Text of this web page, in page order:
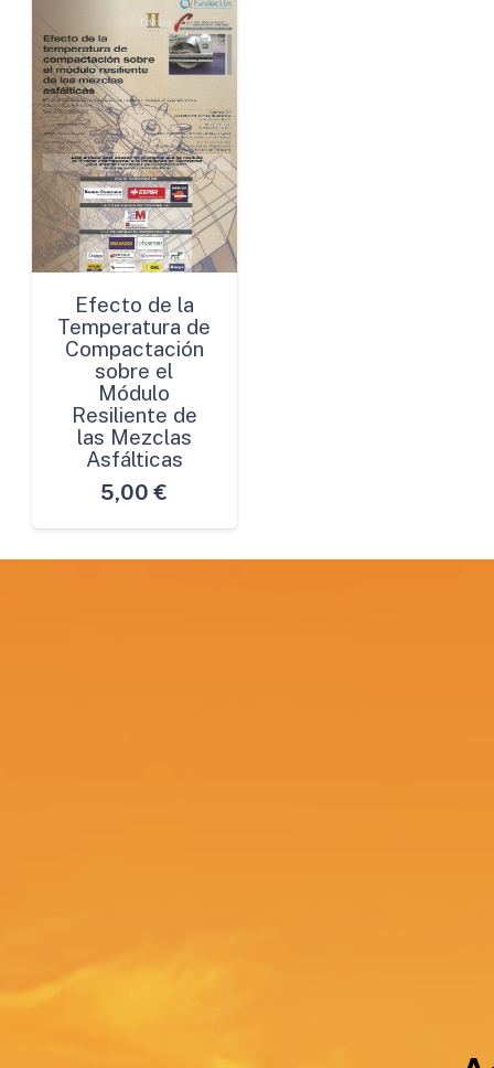
Efecto de la
Temperatura de
Compactación
sobre el
Módulo
Resiliente de
las Mezclas
Asfálticas
5,00 €